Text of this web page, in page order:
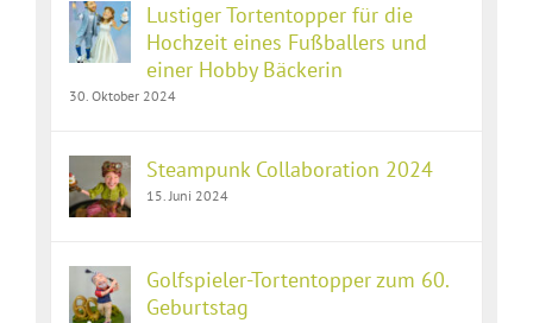
Lustiger Tortentopper für die
Hochzeit eines Fußballers und
einer Hobby Bäckerin
30. Oktober 2024
Steampunk Collaboration 2024
15. Juni 2024
Golfspieler-Tortentopper zum 60.
Geburtstag